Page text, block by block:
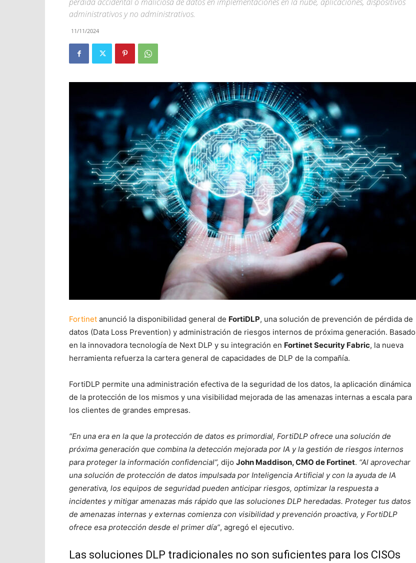
administrativos y no administrativos.
11/11/2024
Fortinet anunció la disponibilidad general de FortiDLP, una solución de prevención de pérdida de
datos (Data Loss Prevention) y administración de riesgos internos de próxima generación. Basado
en la innovadora tecnología de Next DLP y su integración en Fortinet Security Fabric, la nueva
herramienta refuerza la cartera general de capacidades de DLP de la compañía.
FortiDLP permite una administración efectiva de la seguridad de los datos, la aplicación dinámica
de la protección de los mismos y una visibilidad mejorada de las amenazas internas a escala para
los clientes de grandes empresas.
“En una era en la que la protección de datos es primordial, FortiDLP ofrece una solución de
próxima generación que combina la detección mejorada por IA y la gestión de riesgos internos
para proteger la información confidencial”, dijo John Maddison, CMO de Fortinet. “Al aprovechar
una solución de protección de datos impulsada por Inteligencia Artificial y con la ayuda de IA
generativa, los equipos de seguridad pueden anticipar riesgos, optimizar la respuesta a
incidentes y mitigar amenazas más rápido que las soluciones DLP heredadas. Proteger tus datos
de amenazas internas y externas comienza con visibilidad y prevención proactiva, y FortiDLP
ofrece esa protección desde el primer día”, agregó el ejecutivo.
Las soluciones DLP tradicionales no son suficientes para los CISOs